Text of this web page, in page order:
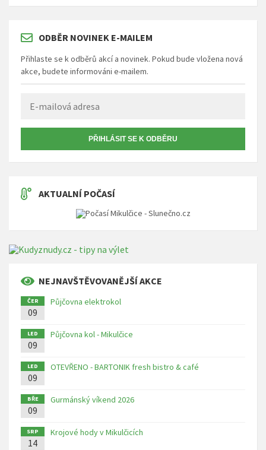
ODBĚR NOVINEK E-MAILEM
Přihlaste se k odběrů akcí a novinek. Pokud bude vložena nová
akce, budete informováni e-mailem.
PŘIHLÁSIT SE K ODBĚRU
AKTUALNÍ POČASÍ
NEJNAVŠTĚVOVANĚJŠÍ AKCE
ČER
09
Půjčovna elektrokol
LED
09
Půjčovna kol - Mikulčice
LED
09
OTEVŘENO - BARTONIK fresh bistro & café
BŘE
09
Gurmánský víkend 2026
SRP
14
Krojové hody v Mikulčicích